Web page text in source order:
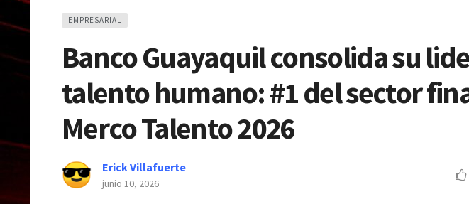
EMPRESARIAL
Banco Guayaquil consolida su
talento humano: #1 del sector
Merco Talento 2026
Erick Villafuerte
junio 10, 2026